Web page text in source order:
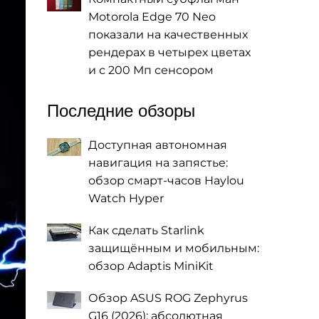
Motorola Edge 70 Neo
показали на качественных
рендерах в четырех цветах
и с 200 Мп сенсором
Последние обзоры
Доступная автономная
навигация на запястье:
обзор смарт-часов Haylou
Watch Hyper
Как сделать Starlink
защищённым и мобильным:
обзор Adaptis MiniKit
Обзор ASUS ROG Zephyrus
G16 (2026): абсолютная